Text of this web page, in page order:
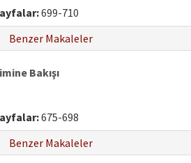
699-710
Benzer Makaleler
Bakışı
675-698
Benzer Makaleler